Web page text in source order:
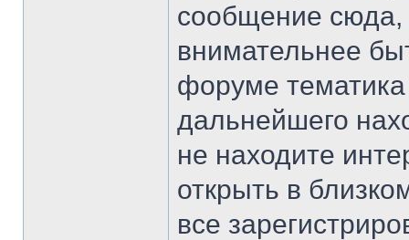
сообщение
внимательнее
форуме
дальнейшего
не находите
открыть в
все